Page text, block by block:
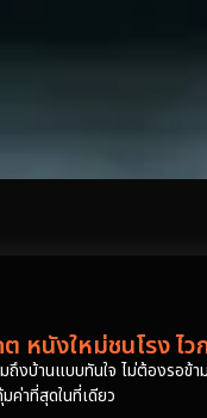
นังใหม่ชนโรง ไว
บ้านแบบทันใจ ไม่ต้องรอข้
ค่าที่สุดในที่เดียว